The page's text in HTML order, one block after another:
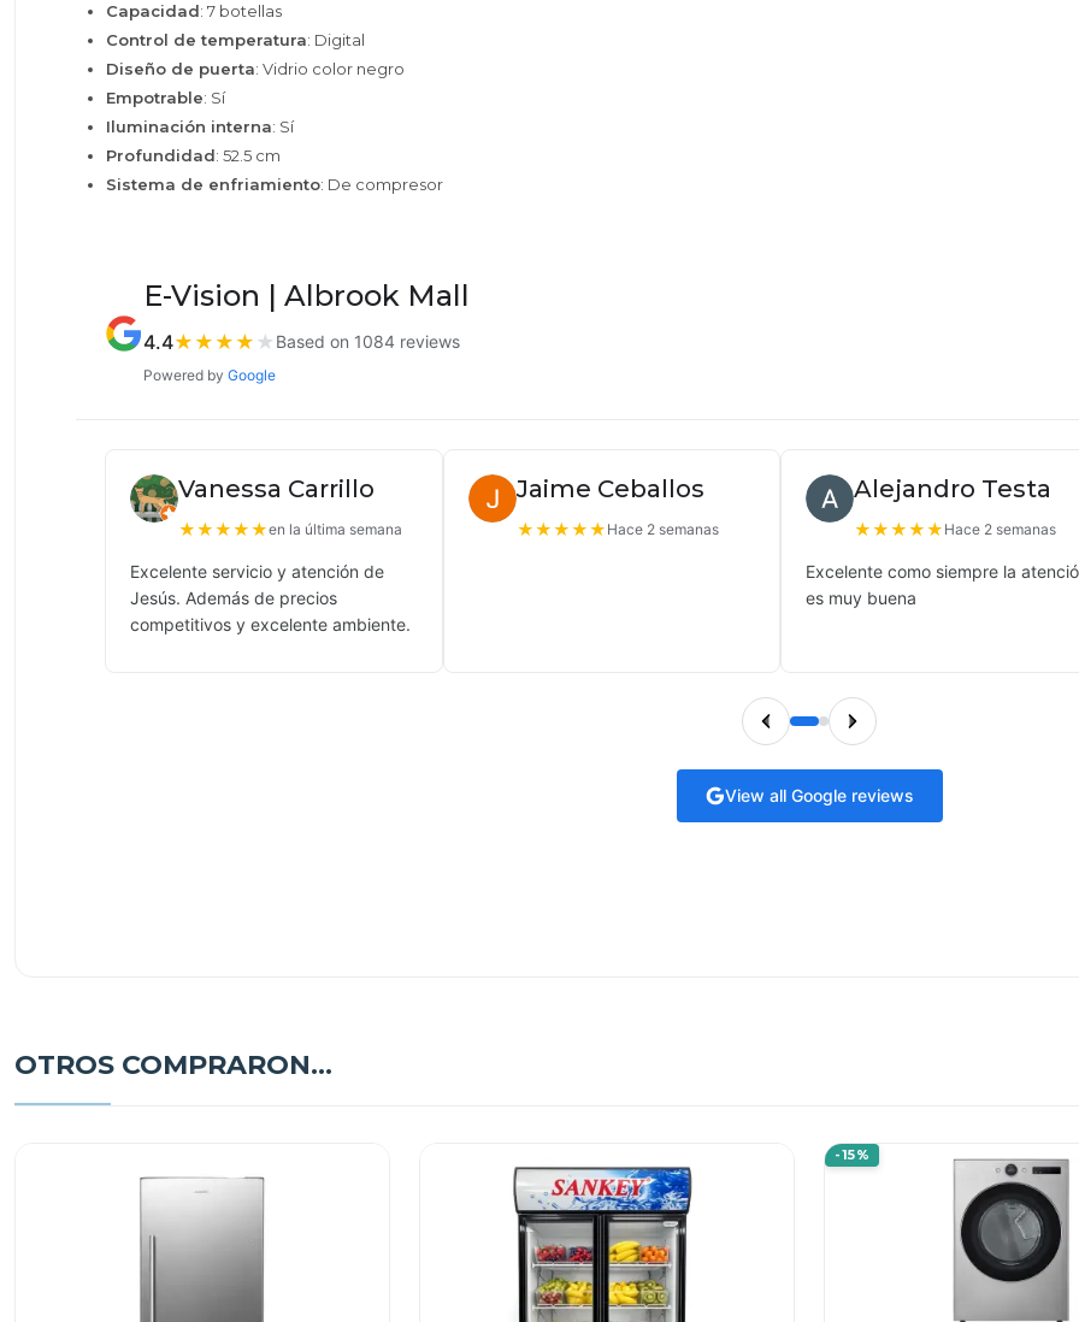
Capacidad: 7 botellas
Control de temperatura: Digital
Diseño de puerta: Vidrio color negro
Empotrable: Sí
Iluminación interna: Sí
Profundidad: 52.5 cm
Sistema de enfriamiento: De compresor
E-Vision | Albrook Mall
4.4★ ★ ★ ★ ★ Based on 1084 reviews
Powered by Google
Vanessa Carrillo
★★★★★en la última semana
Excelente servicio y atención de
Jesús. Además de precios
competitivos y excelente ambiente.
Jaime Ceballos
★★★★★ Hace 2 semanas
Alejandro Testa
★★★★★ Hace 2 semanas
Excelente como siempre la
es muy buena
View all Google reviews
OTROS COMPRARON...
-15%